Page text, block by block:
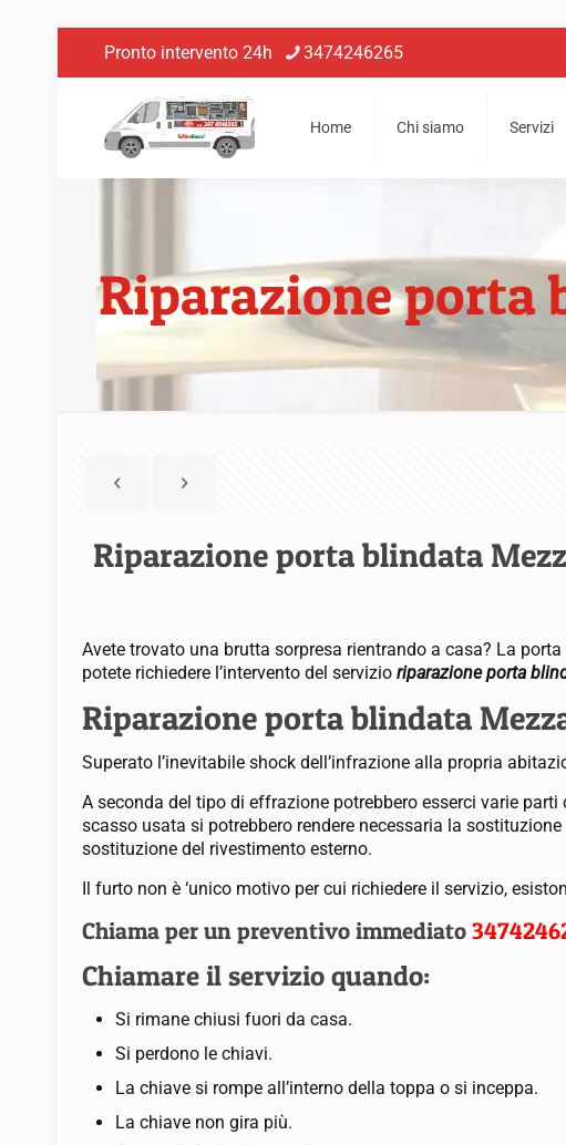
Pronto intervento 24h 3474246265
Home Chi siamo Servizi
Riparazione porta
Riparazione porta blindata
Avete trovato una brutta sorpresa rientrando a casa? La
potete richiedere l’intervento del servizioriparazione porta
Riparazione porta blindata
Superato l’inevitabile shock dell’infrazione alla propria
A seconda del tipo di effrazione potrebbero esserci varie
scasso usata si potrebbero rendere necessaria la
sostituzione del rivestimento esterno.
Il furto non è ‘unico motivo per cui richiedere il servizio,
Chiama per un preventivo immediato
Chiamare il servizio quando:
Si rimane chiusi fuori da casa.
Si perdono le chiavi.
La chiave si rompe all’interno della toppa o si inceppa.
La chiave non gira più.